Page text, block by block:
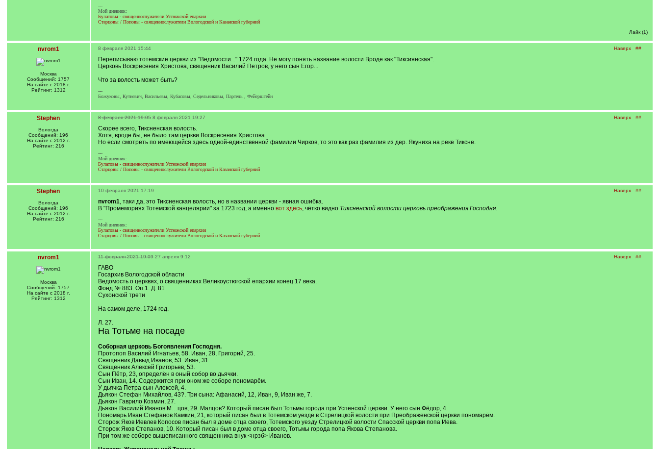
---
Мой дневник:
Булатовы - священнослужители Устюжской епархии
Старцовы / Поповы - священнослужители Вологодской и Казанской губерний
Лайк (1)
nvrom1
Москва
Сообщений: 1757
На сайте с 2018 г.
Рейтинг: 1312
Наверх ##
8 февраля 2021 15:44
Переписываю тотемские церкви из "Ведомости..." 1724 года. Не могу понять название волости Вроде как "Тиксиянская".
Церковь Воскресения Христова, священник Василий Петров, у него сын Егор...
Что за волость может быть?
---
Божуковы, Кутневич, Васильевы, Кубасовы, Седельниковы, Партель , Фейерштейн
Stephen
Вологда
Сообщений: 196
На сайте с 2012 г.
Рейтинг: 216
Наверх ##
8 февраля 2021 19:05 8 февраля 2021 19:27
Скорее всего, Тиксненская волость.
Хотя, вроде бы, не было там церкви Воскресения Христова.
Но если смотреть по имеющейся здесь одной-единственной фамилии Чирков, то это как раз фамилия из дер. Якуниха на реке Тиксне.
---
Мой дневник:
Булатовы - священнослужители Устюжской епархии
Старцовы / Поповы - священнослужители Вологодской и Казанской губерний
Stephen
Вологда
Сообщений: 196
На сайте с 2012 г.
Рейтинг: 216
Наверх ##
10 февраля 2021 17:19
nvrom1, таки да, это Тиксненская волость, но в названии церкви - явная ошибка.
В "Промемориях Тотемской канцелярии" за 1723 год, а именно вот здесь, чётко видно Тиксненской волости церковь преображения Господня.
---
Мой дневник:
Булатовы - священнослужители Устюжской епархии
Старцовы / Поповы - священнослужители Вологодской и Казанской губерний
nvrom1
Москва
Сообщений: 1757
На сайте с 2018 г.
Рейтинг: 1312
Наверх ##
11 февраля 2021 19:09 27 апреля 9:12
ГАВО
Госархив Вологодской области
Ведомость о церквях, о священниках Великоустюгской епархии конец 17 века.
Фонд № 883. Оп.1. Д. 81
Сухонской трети
На самом деле, 1724 год.
Л. 27.
На Тотьме на посаде
Соборная церковь Богоявления Господня.
Протопоп Василий Игнатьев, 58. Иван, 28, Григорий, 25.
Священник Давыд Иванов, 53. Иван, 31.
Священник Алексей Григорьев, 53.
Сын Пётр, 23, определён в оный собор во дьячки.
Сын Иван, 14. Содержится при оном же соборе пономарём.
У дьячка Петра сын Алексей, 4.
Дьякон Стефан Михайлов, 43?. Три сына: Афанасий, 12, Иван, 9, Иван же, 7.
Дьякон Гаврило Козмин, 27.
Дьякон Василий Иванов М…цов, 29. Малцов? Который писан был Тотьмы города при Успенской церкви. У него сын Фёдор, 4.
Пономарь Иван Стефанов Камкин, 21, который писан был в Тотемском уезде в Стрелицкой волости при Преображенской церкви пономарём.
Сторож Яков Иевлев Копосов писан был в доме отца своего, Тотемского уезду Стрелицкой волости Спасской церкви попа Иева.
Сторож Яков Степанов, 10. Который писан был в доме отца своего, Тотьмы города попа Якова Степанова.
При том же соборе вышеписанного священника внук <нрзб> Иванов.